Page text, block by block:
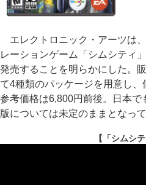
エレクトロニック・アーツは
レーションゲーム「シムシティ
発売することを明らかにした。
て4種類のパッケージを用意し、
参考価格は6,800円前後。日本
版については未定のままとなって
【「シムシ